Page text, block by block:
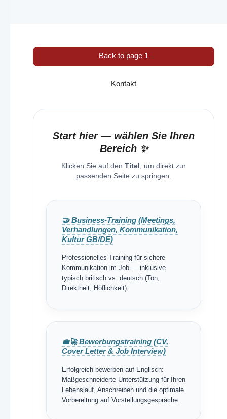
Back to page 1
Kontakt
Start hier — wählen Sie Ihren
Bereich ✨
Klicken Sie auf den Titel , um direkt zur
passenden Seite zu springen.
🤝 Business-Training (Meetings,
Verhandlungen, Kommunikation,
Kultur GB/DE)
Professionelles Training für sichere
Kommunikation im Job — inklusive
typisch britisch vs. deutsch (Ton,
Direktheit, Höflichkeit).
💼🚀 Bewerbungstraining (CV,
Cover Letter & Job Interview)
Erfolgreich bewerben auf Englisch:
Maßgeschneiderte Unterstützung für Ihren
Lebenslauf, Anschreiben und die optimale
Vorbereitung auf Vorstellungsgespräche.